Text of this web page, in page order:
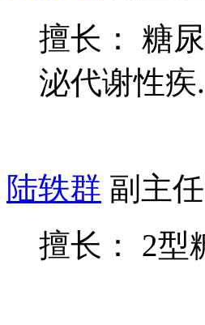
擅长： 糖
泌代谢性疾
陆轶群 副主
擅长： 2型